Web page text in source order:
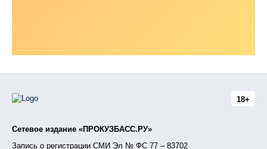
18+
Сетевое издание «ПРОКУЗБАСС.РУ»
Запись о регистрации СМИ Эл № ФС 77 – 83702